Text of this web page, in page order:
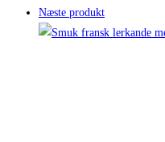
Næste produkt